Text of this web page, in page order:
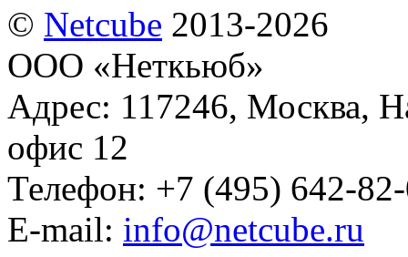
© Netсube 2013-2026
ООО «Неткьюб»
Адрес: 117246, Москва,
офис 12
Телефон: +7 (495) 642-
E-mail: info@netcube.ru